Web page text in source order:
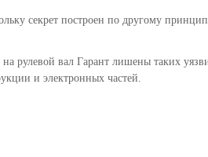
секрет построен по другому
рулевой вал Гарант лишены таких
и электронных частей.